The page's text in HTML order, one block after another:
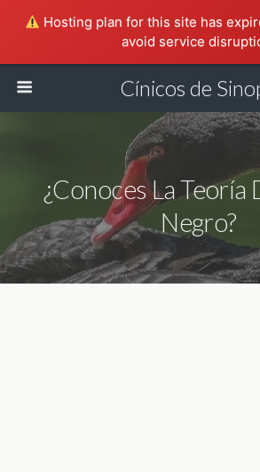
Hosting plan for this site has
avoid service
Cínicos de
¿Conoces La Teoría
Negro?